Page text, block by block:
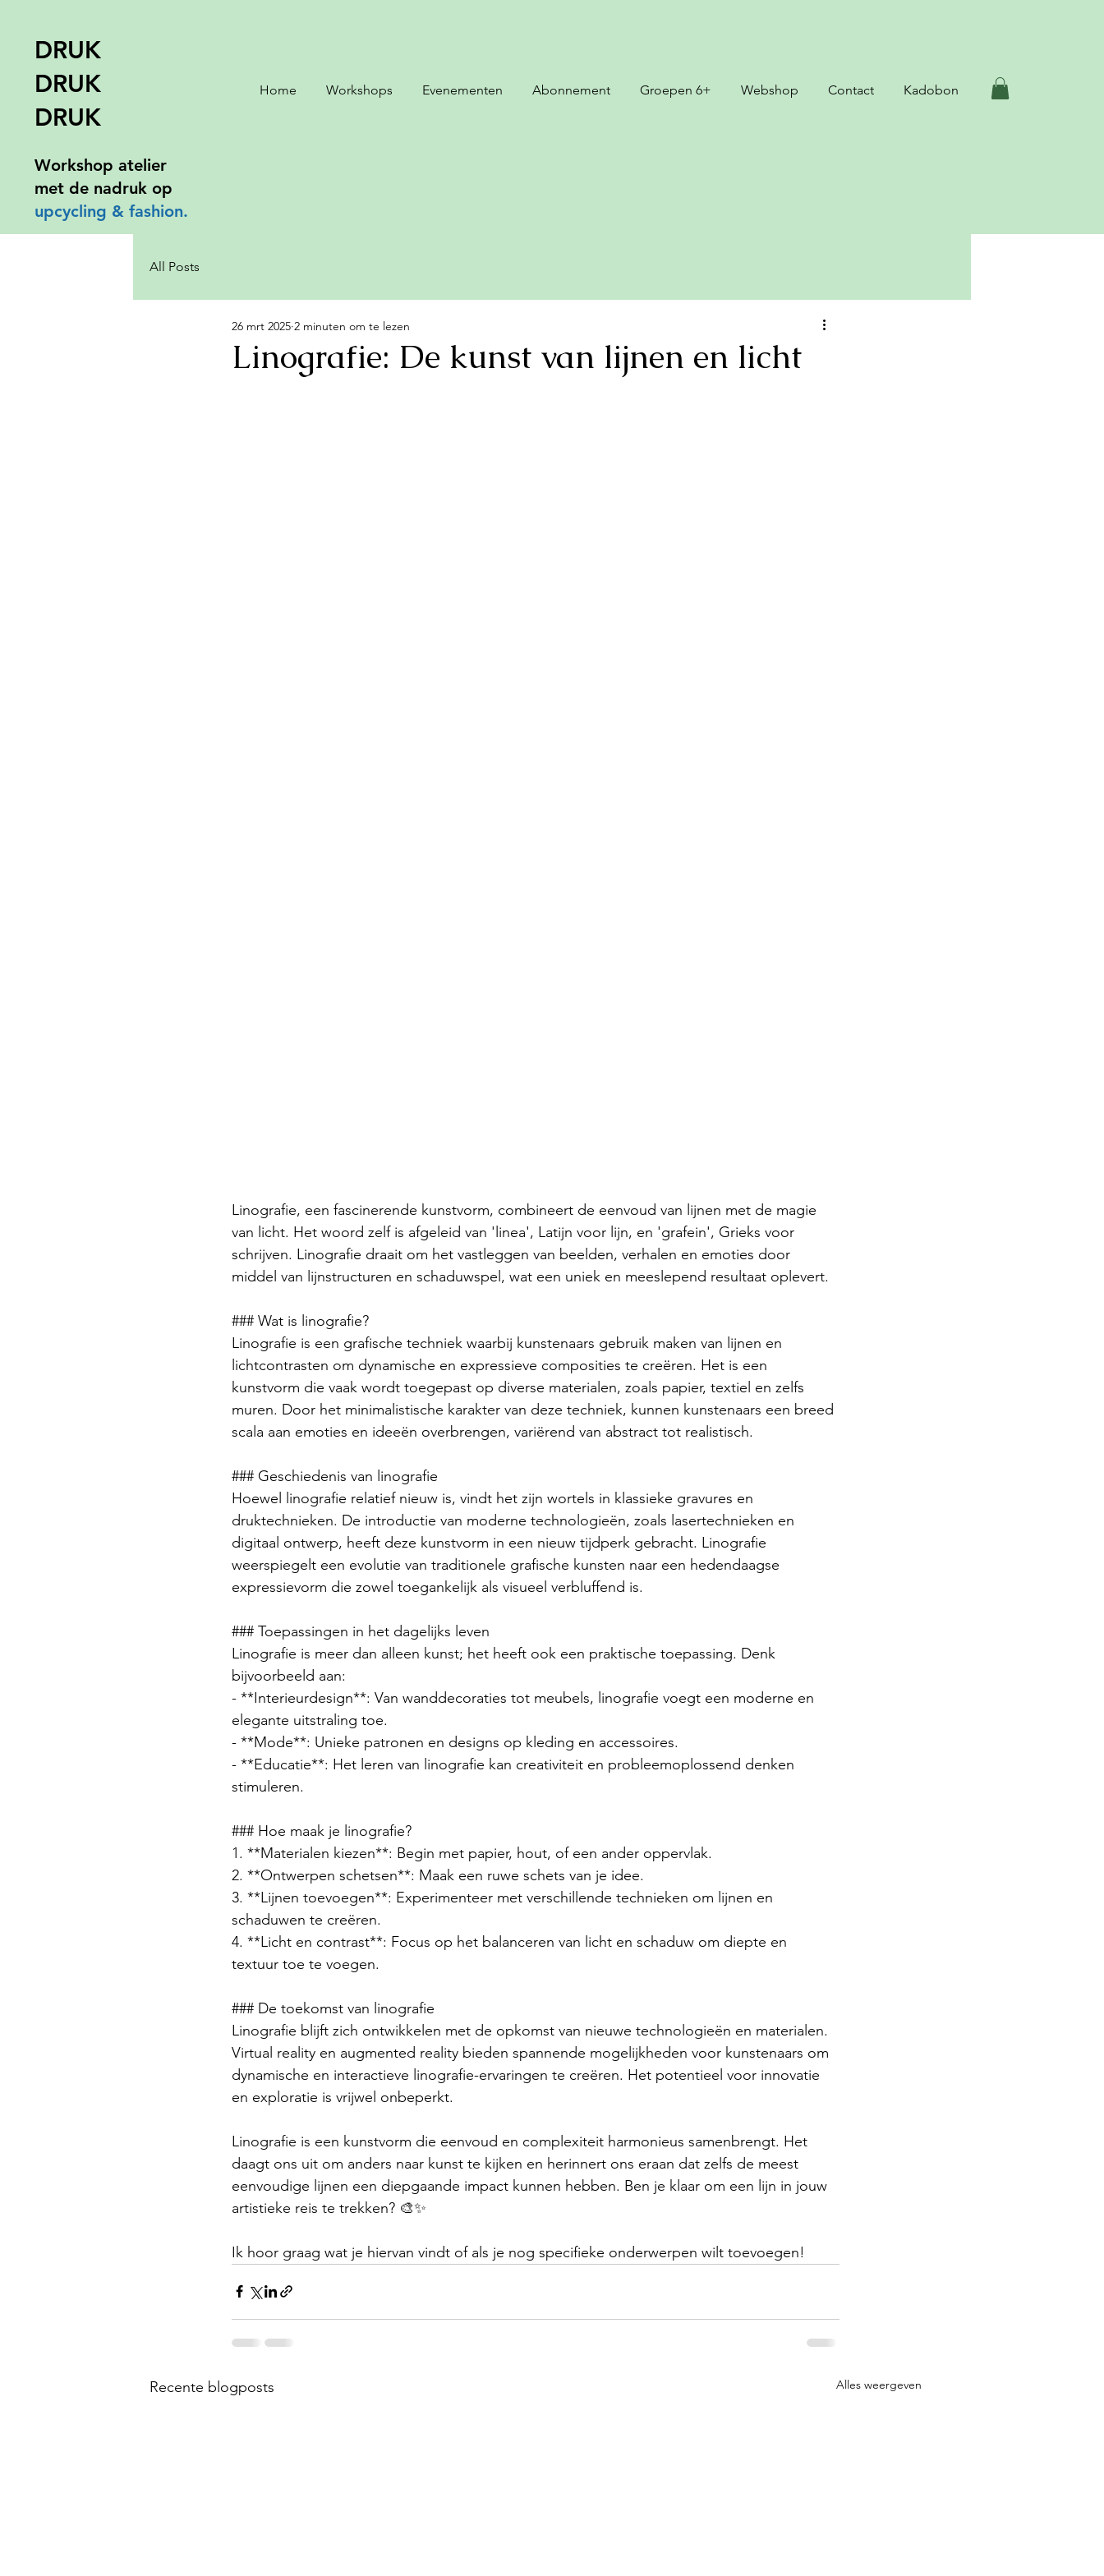
DRUK
DRUK
DRUK
Workshop atelier
met de nadruk op
upcycling & fashion.
Home Workshops Evenementen Abonnement Groepen 6+ Webshop Contact Kadobon
All Posts
Linografie: De kunst van lijnen en licht
26 mrt 2025 2 minuten om te lezen
Linografie, een fascinerende kunstvorm, combineert de eenvoud van lijnen met de magie
van licht. Het woord zelf is afgeleid van 'linea', Latijn voor lijn, en 'grafein', Grieks voor
schrijven. Linografie draait om het vastleggen van beelden, verhalen en emoties door
middel van lijnstructuren en schaduwspel, wat een uniek en meeslepend resultaat oplevert.
### Wat is linografie?
Linografie is een grafische techniek waarbij kunstenaars gebruik maken van lijnen en
lichtcontrasten om dynamische en expressieve composities te creëren. Het is een
kunstvorm die vaak wordt toegepast op diverse materialen, zoals papier, textiel en zelfs
muren. Door het minimalistische karakter van deze techniek, kunnen kunstenaars een breed
scala aan emoties en ideeën overbrengen, variërend van abstract tot realistisch.
### Geschiedenis van linografie
Hoewel linografie relatief nieuw is, vindt het zijn wortels in klassieke gravures en
druktechnieken. De introductie van moderne technologieën, zoals lasertechnieken en
digitaal ontwerp, heeft deze kunstvorm in een nieuw tijdperk gebracht. Linografie
weerspiegelt een evolutie van traditionele grafische kunsten naar een hedendaagse
expressievorm die zowel toegankelijk als visueel verbluffend is.
### Toepassingen in het dagelijks leven
Linografie is meer dan alleen kunst; het heeft ook een praktische toepassing. Denk
bijvoorbeeld aan:
- **Interieurdesign**: Van wanddecoraties tot meubels, linografie voegt een moderne en
elegante uitstraling toe.
- **Mode**: Unieke patronen en designs op kleding en accessoires.
- **Educatie**: Het leren van linografie kan creativiteit en probleemoplossend denken
stimuleren.
### Hoe maak je linografie?
1. **Materialen kiezen**: Begin met papier, hout, of een ander oppervlak.
2. **Ontwerpen schetsen**: Maak een ruwe schets van je idee.
3. **Lijnen toevoegen**: Experimenteer met verschillende technieken om lijnen en
schaduwen te creëren.
4. **Licht en contrast**: Focus op het balanceren van licht en schaduw om diepte en
textuur toe te voegen.
### De toekomst van linografie
Linografie blijft zich ontwikkelen met de opkomst van nieuwe technologieën en materialen.
Virtual reality en augmented reality bieden spannende mogelijkheden voor kunstenaars om
dynamische en interactieve linografie-ervaringen te creëren. Het potentieel voor innovatie
en exploratie is vrijwel onbeperkt.
Linografie is een kunstvorm die eenvoud en complexiteit harmonieus samenbrengt. Het
daagt ons uit om anders naar kunst te kijken en herinnert ons eraan dat zelfs de meest
eenvoudige lijnen een diepgaande impact kunnen hebben. Ben je klaar om een lijn in jouw
artistieke reis te trekken? 🎨✨
Ik hoor graag wat je hiervan vindt of als je nog specifieke onderwerpen wilt toevoegen!
Recente blogposts Alles weergeven